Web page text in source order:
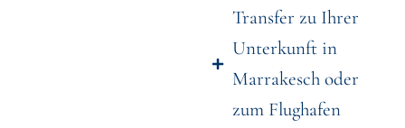
Transfer zu Ihrer
Unterkunft in
Marrakesch oder
zum Flughafen